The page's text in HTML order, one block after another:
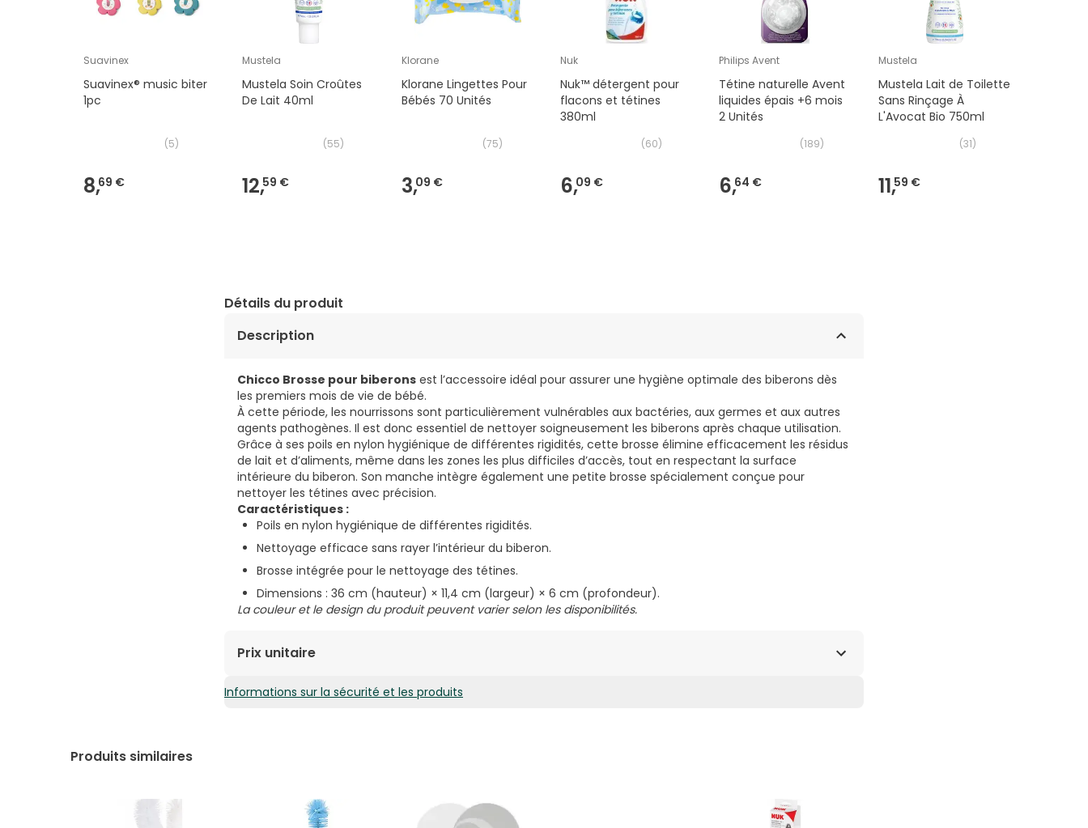
Suavinex
Suavinex® music biter
1pc
(5)
8,69 €
Mustela
Mustela Soin Croûtes
De Lait 40ml
(55)
12,59 €
Klorane
Klorane Lingettes Pour
Bébés 70 Unités
(75)
3,09 €
Nuk
Nuk™ détergent pour
flacons et tétines
380ml
(60)
6,09 €
Philips Avent
Tétine naturelle Avent
liquides épais +6 mois
2 Unités
(189)
6,64 €
Mustela
Mustela Lait de Toilette
Sans Rinçage À
L'Avocat Bio 750ml
(31)
11,59 €
Détails du produit
Description
Chicco Brosse pour biberons est l’accessoire idéal pour assurer une hygiène optimale des biberons dès
les premiers mois de vie de bébé.
À cette période, les nourrissons sont particulièrement vulnérables aux bactéries, aux germes et aux autres
agents pathogènes. Il est donc essentiel de nettoyer soigneusement les biberons après chaque utilisation.
Grâce à ses poils en nylon hygiénique de différentes rigidités, cette brosse élimine efficacement les résidus
de lait et d’aliments, même dans les zones les plus difficiles d’accès, tout en respectant la surface
intérieure du biberon. Son manche intègre également une petite brosse spécialement conçue pour
nettoyer les tétines avec précision.
Caractéristiques :
Poils en nylon hygiénique de différentes rigidités.
Nettoyage efficace sans rayer l’intérieur du biberon.
Brosse intégrée pour le nettoyage des tétines.
Dimensions : 36 cm (hauteur) × 11,4 cm (largeur) × 6 cm (profondeur).
La couleur et le design du produit peuvent varier selon les disponibilités.
Prix unitaire
18,84€ / Unités
Informations sur la sécurité et les produits
Produits similaires